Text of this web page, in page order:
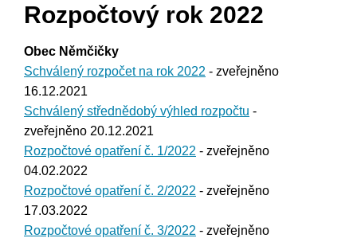
Rozpočtový rok 2022
Obec Němčičky
Schválený rozpočet na rok 2022 - zveřejněno
16.12.2021
Schválený střednědobý výhled rozpočtu -
zveřejněno 20.12.2021
Rozpočtové opatření č. 1/2022 - zveřejněno
04.02.2022
Rozpočtové opatření č. 2/2022 - zveřejněno
17.03.2022
Rozpočtové opatření č. 3/2022 - zveřejněno